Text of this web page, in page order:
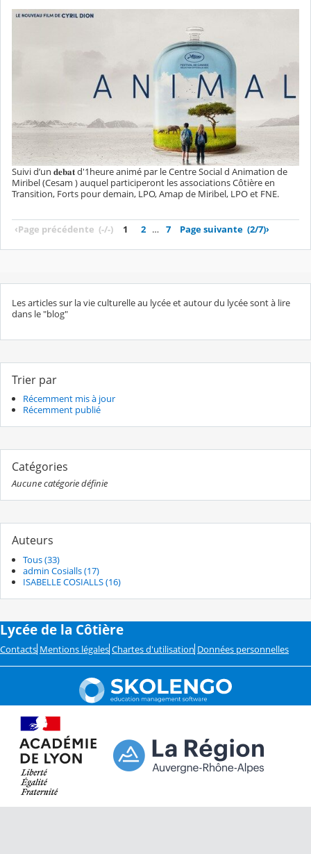
Suivi d’un 𝐝𝐞𝐛𝐚𝐭 d'1heure animé par le Centre Social d Animation de
Miribel (Cesam ) auquel participeront les associations Côtière en
Transition, Forts pour demain, LPO, Amap de Miribel, LPO et FNE.
‹Page précédente (-/-) 1 2 … 7 Page suivante (2/7)›
Les articles sur la vie culturelle au lycée et autour du lycée sont à lire
dans le "blog"
Trier par
Récemment mis à jour
Récemment publié
Catégories
Aucune catégorie définie
Auteurs
Tous (33)
admin Cosialls (17)
ISABELLE COSIALLS (16)
Lycée de la Côtière
Contacts Mentions légales Chartes d'utilisation Données personnelles